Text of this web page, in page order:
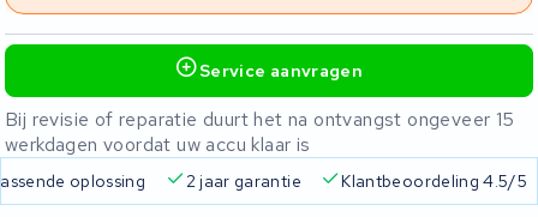
Service aanvragen
Bij revisie of reparatie duurt het na ontvangst ongeveer 15
werkdagen voordat uw accu klaar is
oplossing 2 jaar garantie Klantbeoordeling 4.5/5